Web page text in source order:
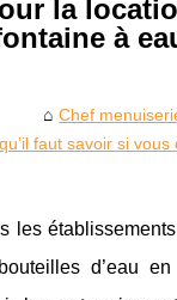
la
à
Chef
faut savoir si vous
les
d’eau